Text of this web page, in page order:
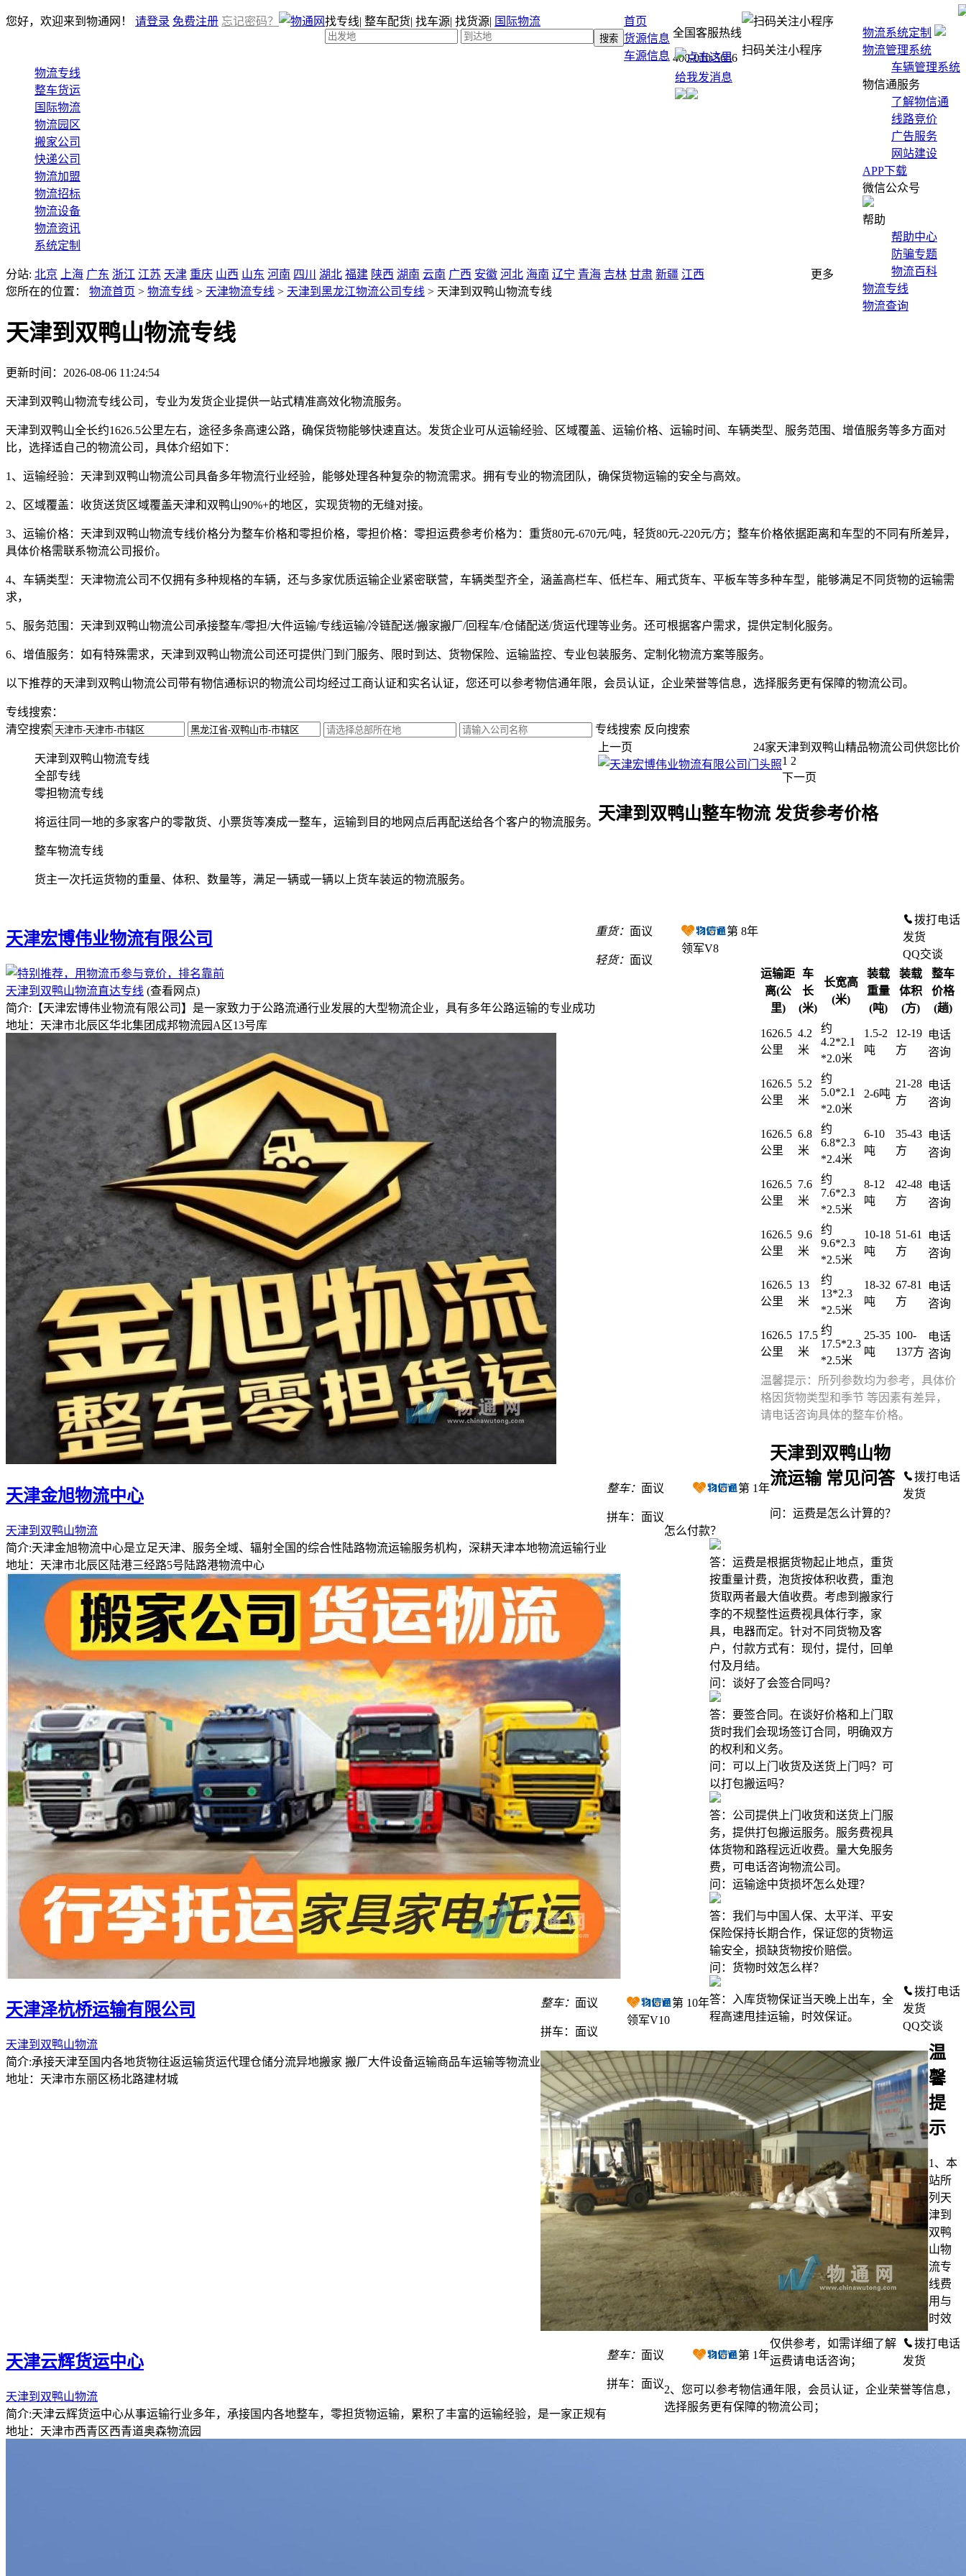
您好，欢迎来到物通网！ 请登录 免费注册 忘记密码？
物流系统定制
物流管理系统
车辆管理系统
物信通服务
了解物信通
线路竞价
广告服务
网站建设
APP下载
微信公众号
帮助
帮助中心
防骗专题
物流百科
物流专线
物流查询
找专线| 整车配货| 找车源| 找货源| 国际物流
全国客服热线
400-010-5656
扫码关注小程序
首页
货源信息
车源信息
物流专线
整车货运
国际物流
物流园区
搬家公司
快递公司
物流加盟
物流招标
物流设备
物流资讯
系统定制
分站: 北京 上海 广东 浙江 江苏 天津 重庆 山西 山东 河南 四川 湖北 福建 陕西 湖南 云南 广西 安徽 河北 海南 辽宁 青海 吉林 甘肃 新疆 江西
更多
您所在的位置：
物流首页 > 物流专线 > 天津物流专线 > 天津到黑龙江物流公司专线 > 天津到双鸭山物流专线
天津到双鸭山物流专线
更新时间：2026-08-06 11:24:54
天津到双鸭山物流专线公司，专业为发货企业提供一站式精准高效化物流服务。
天津到双鸭山全长约1626.5公里左右，途径多条高速公路，确保货物能够快速直达。发货企业可从运输经验、区域覆盖、运输价格、运输时间、车辆类型、服务范围、增值服务等多方面对
比，选择适自己的物流公司，具体介绍如下：
1、运输经验： 天津到双鸭山物流公司具备多年物流行业经验，能够处理各种复杂的物流需求。拥有专业的物流团队，确保货物运输的安全与高效。
2、区域覆盖： 收货送货区域覆盖天津和双鸭山90%+的地区，实现货物的无缝对接。
3、运输价格： 天津到双鸭山物流专线价格分为整车价格和零担价格，零担价格：零担运费参考价格为： 重货80元-670元/吨，轻货80元-220元/方 ；整车价格依据距离和车型的不同有所差异，
具体价格需联系物流公司报价。
4、车辆类型： 天津物流公司不仅拥有多种规格的车辆，还与多家优质运输企业紧密联营，车辆类型齐全，涵盖高栏车、低栏车、厢式货车、平板车等多种车型，能够满足不同货物的运输需
求，
5、服务范围： 天津到双鸭山物流公司承接整车/零担/大件运输/专线运输/冷链配送/搬家搬厂/回程车/仓储配送/货运代理等业务。还可根据客户需求，提供定制化服务。
6、增值服务： 如有特殊需求，天津到双鸭山物流公司还可提供门到门服务、限时到达、货物保险、运输监控、专业包装服务、定制化物流方案等服务。
以下推荐的天津到双鸭山物流公司带有物信通标识的物流公司均经过工商认证和实名认证，您还可以参考物信通年限，会员认证，企业荣誉等信息，选择服务更有保障的物流公司。
专线搜索：
专线搜索 反向搜索
清空搜索
天津到双鸭山物流专线
全部专线
零担物流专线
将运往同一地的多家客户的零散货、小票货等凑成一整车，运输到目的地网点后再配送给各个客户的物流服务。
整车物流专线
货主一次托运货物的重量、体积、数量等，满足一辆或一辆以上货车装运的物流服务。
24家天津到双鸭山精品物流公司供您比价
天津宏博伟业物流有限公司
天津到双鸭山物流直达专线 (查看网点)
简介:【天津宏博伟业物流有限公司】是一家致力于公路流通行业发展的大型物流企业，具有多年公路运输的专业成功
地址：天津市北辰区华北集团成邦物流园A区13号库
重货： 面议
轻货： 面议
第 8年
领军V8
拨打电话
发货
QQ交谈
天津金旭物流中心
天津到双鸭山物流
简介:天津金旭物流中心是立足天津、服务全域、辐射全国的综合性陆路物流运输服务机构，深耕天津本地物流运输行业
地址：天津市北辰区陆港三经路5号陆路港物流中心
整车： 面议
拼车： 面议
第 1年
拨打电话
发货
天津泽杭桥运输有限公司
天津到双鸭山物流
简介:承接天津至国内各地货物往返运输货运代理仓储分流异地搬家 搬厂大件设备运输商品车运输等物流业
地址：天津市东丽区杨北路建材城
整车： 面议
拼车： 面议
第 10年
领军V10
拨打电话
发货
QQ交谈
天津云辉货运中心
天津到双鸭山物流
简介:天津云辉货运中心从事运输行业多年，承接国内各地整车，零担货物运输，累积了丰富的运输经验，是一家正规有
地址：天津市西青区西青道奥森物流园
整车： 面议
拼车： 面议
第 1年
拨打电话
发货
上一页
1 2
下一页
天津到双鸭山整车物流 发货参考价格
运输距
离(公
里)
车
长
(米)
长宽高
(米)
装载
重量
(吨)
装载
体积
(方)
整车
价格
(趟)
1626.5
公里
4.2
米
约
4.2*2.1
*2.0米
1.5-2
吨
12-19
方
电话
咨询
1626.5
公里
5.2
米
约
5.0*2.1
*2.0米
2-6吨
21-28
方
电话
咨询
1626.5
公里
6.8
米
约
6.8*2.3
*2.4米
6-10
吨
35-43
方
电话
咨询
1626.5
公里
7.6
米
约
7.6*2.3
*2.5米
8-12
吨
42-48
方
电话
咨询
1626.5
公里
9.6
米
约
9.6*2.3
*2.5米
10-18
吨
51-61
方
电话
咨询
1626.5
公里
13
米
约
13*2.3
*2.5米
18-32
吨
67-81
方
电话
咨询
1626.5
公里
17.5
米
约
17.5*2.3
*2.5米
25-35
吨
100-
137方
电话
咨询
温馨提示：所列参数均为参考，具体价
格因货物类型和季节 等因素有差异，
请电话咨询具体的整车价格。
天津到双鸭山物
流运输 常见问答
问：运费是怎么计算的？
怎么付款？
答：运费是根据货物起止地点，重货
按重量计费，泡货按体积收费，重泡
货取两者最大值收费。考虑到搬家行
李的不规整性运费视具体行李，家
具，电器而定。针对不同货物及客
户，付款方式有：现付，提付，回单
付及月结。
问：谈好了会签合同吗？
答：要签合同。在谈好价格和上门取
货时我们会现场签订合同，明确双方
的权利和义务。
问：可以上门收货及送货上门吗？可
以打包搬运吗？
答：公司提供上门收货和送货上门服
务，提供打包搬运服务。服务费视具
体货物和路程远近收费。量大免服务
费，可电话咨询物流公司。
问：运输途中货损坏怎么处理？
答：我们与中国人保、太平洋、平安
保险保持长期合作，保证您的货物运
输安全，损缺货物按价赔偿。
问：货物时效怎么样？
答：入库货物保证当天晚上出车，全
程高速甩挂运输，时效保证。
温
馨
提
示
1、本
站所
列天
津到
双鸭
山物
流专
线费
用与
时效
仅供参考，如需详细了解
运费请电话咨询；
2、您可以参考物信通年限，会员认证，企业荣誉等信息，
选择服务更有保障的物流公司；